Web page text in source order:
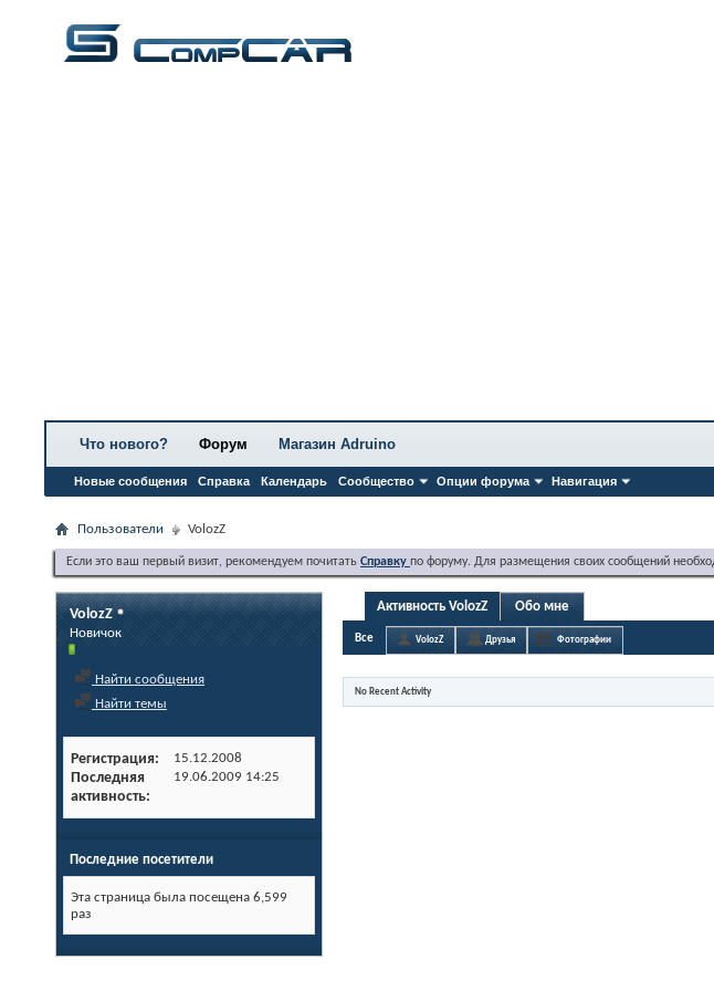
Что нового? Форум
Новые сообщения Справка Календарь Сообщество Опции форума Навигация
Магазин Adruino
Пользователи VolozZ
Если это ваш первый визит, рекомендуем почитать Справку по форуму. Для размещения своих сообщений
VolozZ
Новичок
Найти сообщения
Найти темы
Регистрация 15.12.2008
Последняя
активность
19.06.2009 14:25
Последние посетители
Эта страница была посещена 6,599
раз
Активность VolozZ Обо мне
Все VolozZ Друзья Фотографии
No Recent Activity